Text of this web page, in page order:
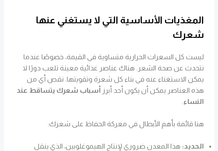
المغذيات الأساسية التي لا يستغني عنها
شعرك
ليست كل السعرات الحرارية متساوية في القيمة، خصوصًا عندما
نتحدث عن صحة الشعر. هناك عناصر غذائية معينة تلعب دورًا لا
يمكن الاستغناء عنه في بناء كل شعرة وتقويتها. نقص أي من
هذه العناصر يمكن أن يكون أحد أبرز أسباب شعرك يتساقط عند
النساء
هنا قائمة بأهم الأبطال في معركة الحفاظ على شعرك:
الحديد: هذا المعدن ضروري لإنتاج الهيموغلوبين، الذي ينقل